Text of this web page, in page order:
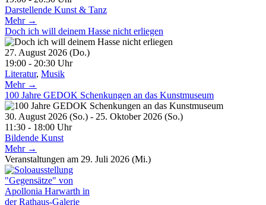
Darstellende Kunst & Tanz
Mehr →
Doch ich will deinem Hasse nicht erliegen
27. August 2026 (Do.)
19:00 - 20:30 Uhr
Literatur, Musik
Mehr →
100 Jahre GEDOK Schenkungen an das Kunstmuseum
30. August 2026 (So.) - 25. Oktober 2026 (So.)
11:30 - 18:00 Uhr
Bildende Kunst
Mehr →
Veranstaltungen am 29. Juli 2026 (Mi.)